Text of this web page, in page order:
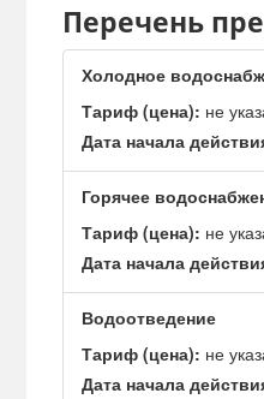
Перечень
Холодное
Тариф (цена): не
Дата начала
Горячее
Тариф (цена): не
Дата начала
Водоотведение
Тариф (цена): не
Дата начала